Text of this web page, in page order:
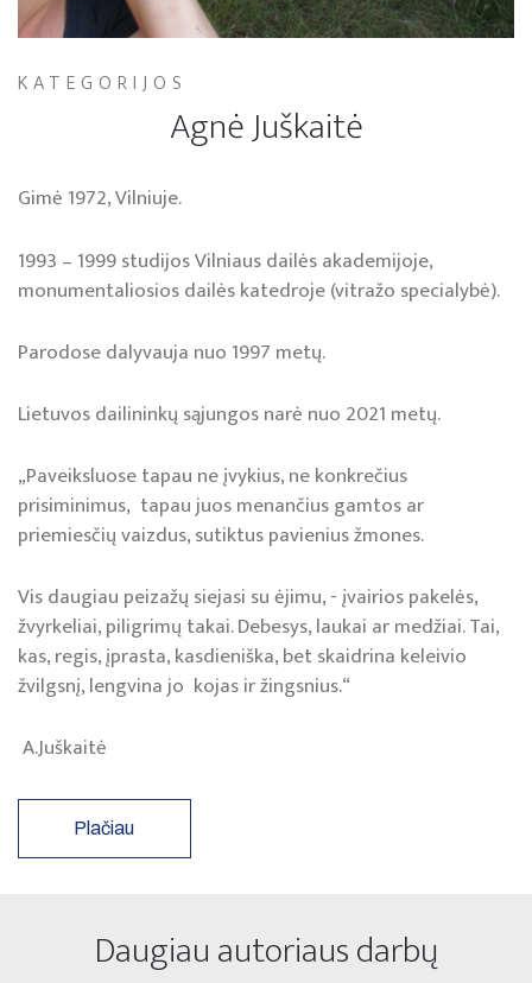
KATEGORIJOS
Agnė Juškaitė
Gimė 1972, Vilniuje.
1993 – 1999 studijos Vilniaus dailės akademijoje,
monumentaliosios dailės katedroje (vitražo specialybė).
Parodose dalyvauja nuo 1997 metų.
Lietuvos dailininkų sąjungos narė nuo 2021 metų.
„Paveiksluose tapau ne įvykius, ne konkrečius
prisiminimus, tapau juos menančius gamtos ar
priemiesčių vaizdus, sutiktus pavienius žmones.
Vis daugiau peizažų siejasi su ėjimu, - įvairios pakelės,
žvyrkeliai, piligrimų takai. Debesys, laukai ar medžiai. Tai,
kas, regis, įprasta, kasdieniška, bet skaidrina keleivio
žvilgsnį, lengvina jo kojas ir žingsnius.“
A.Juškaitė
Plačiau
Daugiau autoriaus darbų